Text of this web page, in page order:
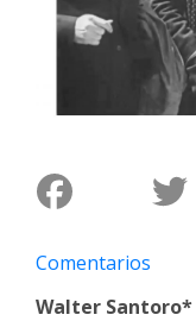
Policiales
Clasificados
Comentarios
Walter Santoro*